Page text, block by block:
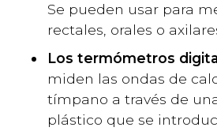
Se pueden usar para
rectales, orales o
Los termómetros
miden las ondas de
tímpano a través de
plástico que se